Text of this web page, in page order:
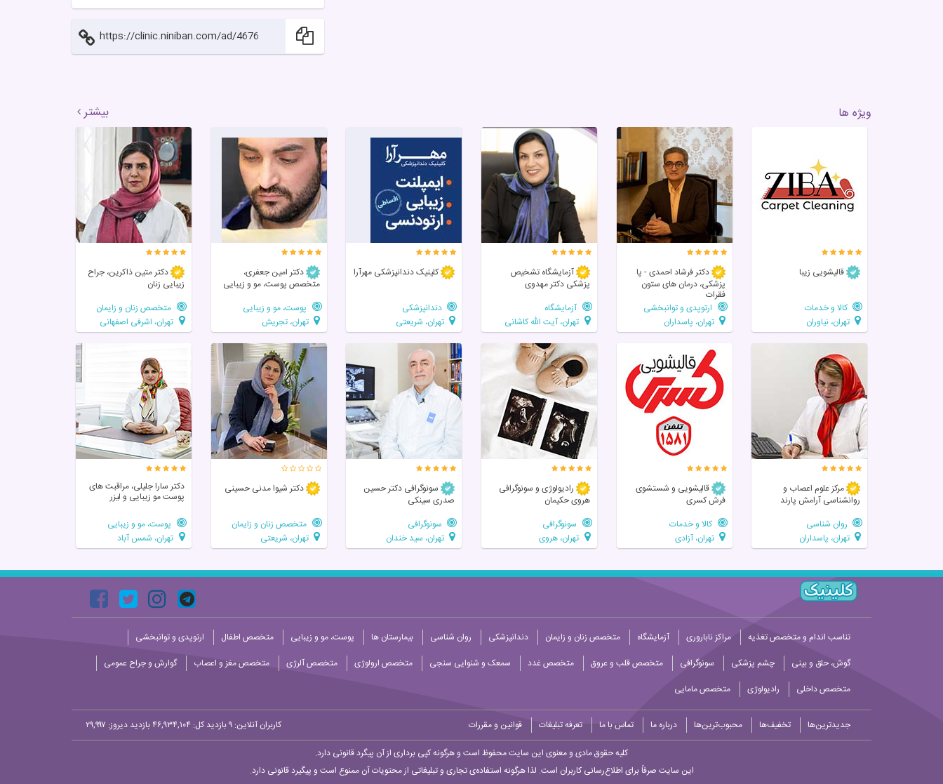
https://clinic.niniban.com/ad/4676
ویژه ها بیشتر
قالیشویی زیبا
کالا و خدمات
تهران، نیاوران
دکتر فرشاد احمدی - پا
پزشکی، درمان های ستون
فقرات
ارتوپدی و توانبخشی
تهران، پاسداران
آزمایشگاه تشخیص
پزشکی دکتر مهدوی
آزمایشگاه
تهران، آیت الله کاشانی
کلینیک دندانپزشکی مهرآرا
دندانپزشکی
تهران، شریعتی
دکتر امین جعفری،
متخصص پوست، مو و زیبایی
پوست، مو و زیبایی
تهران، تجریش
دکتر متین ذاکرین، جراح
زیبایی زنان
متخصص زنان و زایمان
تهران، اشرفی اصفهانی
مرکز علوم اعصاب و
روانشناسی آرامش پارند
روان شناسی
تهران، پاسداران
قالیشویی و شستشوی
فرش کسری
کالا و خدمات
تهران، آزادی
رادیولوژی و سونوگرافی
هروی حکیمان
سونوگرافی
تهران، هروی
سونوگرافی دکتر حسین
صدری سینکی
سونوگرافی
تهران، سید خندان
دکتر شیوا مدنی حسینی
متخصص زنان و زایمان
تهران، شریعتی
دکتر سارا جلیلی، مراقبت های
پوست مو زیبایی و لیزر
پوست، مو و زیبایی
تهران، شمس آباد
تناسب اندام و متخصص تغذیه مراکز ناباروری آزمایشگاه متخصص زنان و زایمان دندانپزشکی روان شناسی بیمارستان ها پوست، مو و زیبایی متخصص اطفال
ارتوپدی و توانبخشی
گوش، حلق و بینی
چشم پزشکی سونوگرافی متخصص قلب و عروق متخصص غدد سمعک و شنوایی سنجی متخصص ارولوژی متخصص آلرژی متخصص مغز و اعصاب
گوارش و جراح عمومی
متخصص داخلی
رادیولوژی متخصص مامایی
جدیدترین‌ها تخفیف‌ها محبوب‌ترین‌ها درباره ما تماس با ما تعرفه تبلیغات قوانین و مقررات کاربران آنلاین: ۹بازدید کل: ۴۶,۹۳۴,۱۰۴
بازدید دیروز: ۲۹,۹۹۷
کلیه حقوق مادی و معنوی این سایت محفوظ است و هرگونه کپی برداری از آن پیگرد قانونی دارد.
این سایت صرفاً برای اطلاع‌رسانی کاربران است. لذا هرگونه استفاده‌ی تجاری و تبلیغاتی از محتویات آن ممنوع است و پیگیرد قانونی دارد.